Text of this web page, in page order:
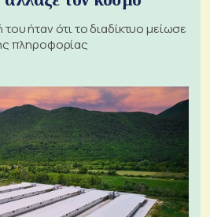
ήταν ότι το διαδίκτυο μείωσε
πληροφορίας